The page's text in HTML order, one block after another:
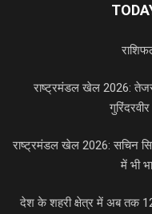
राष्ट्रमंडल खेल 2026:
राष्ट्रमंडल खेल 2026: सचिन
में भी
देश के शहरी क्षेत्र में अब तक